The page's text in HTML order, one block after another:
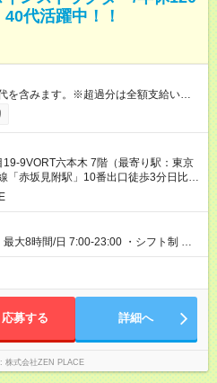
代活躍中！！
を含みます。※超過分は全額支給いたし
円／月 みなし残業時間 30時間／月
を含みます。（超過分は全額支給しま
月あり（給与/労働時要件は同条件）
出身入社年数：5年目 年代：30代
円（＝基本給×12か月＋賞与） 備
ス開発・プロダクト開発へ貢献 ■OL
収：約5，560，000円（＝基本給×12か
務など、グローバル事業への貢献手当
む 【試用期間】試用期間
ヶ月 雇用形態、給与は本採用時と同じ
9VORT六本木 7階（最寄り駅：東京
「赤坂見附駅」10番出口徒歩3分日比谷
歩2分都営大江戸線・東京メトロ南北
口徒歩1分JR山手線・京浜東北線「田町
都営地下鉄浅草線・三田線「三田駅」
結JR山手線・京浜東北線「高輪ゲート
にスタジオがあります！転勤あり全国
大8時間/日 7:00-23:00 ・シフト制 ※週
働8時間（休憩1時間）
応募する 詳細へ
株式会社ZEN PLACE